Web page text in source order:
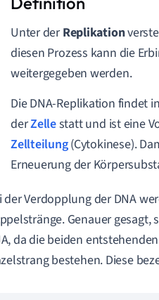
Unter derReplikation
diesen Prozess kann die
weitergegeben werden.
Die DNA-Replikation findet
derZellestatt und ist eine
Zellteilung(Cytokinese).
Erneuerung der
der Verdopplung der DNA
Genauer gesagt,
da die beiden
bestehen. Diese